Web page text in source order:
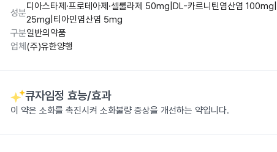
성분
디아스타제·프로테아제·셀룰라제 50mg|DL-카르니틴염산염
25mg|티아민염산염 5mg
구분일반의약품
업체 (주)유한양행
큐자임정 효능/효과
이 약은 소화를 촉진시켜 소화불량 증상을 개선하는 약입니다.